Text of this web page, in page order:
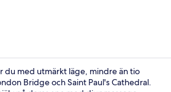
du med utmärkt läge, mindre än tio
Bridge och Saint Paul's Cathedral.